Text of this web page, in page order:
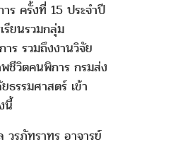
ร ครั้งที่ 15 ประจำปี
ยนรวมกลุ่ม
ร รวมถึงงานวิจัย
ชีวิตคนพิการ กรมส่ง
รรมศาสตร์ เข้า
นี้
รภัทราทร อาจารย์